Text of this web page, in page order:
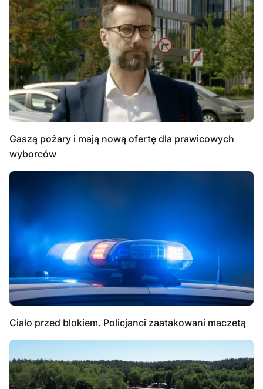
Gaszą pożary i mają nową ofertę dla prawicowych
wyborców
Ciało przed blokiem. Policjanci zaatakowani maczetą